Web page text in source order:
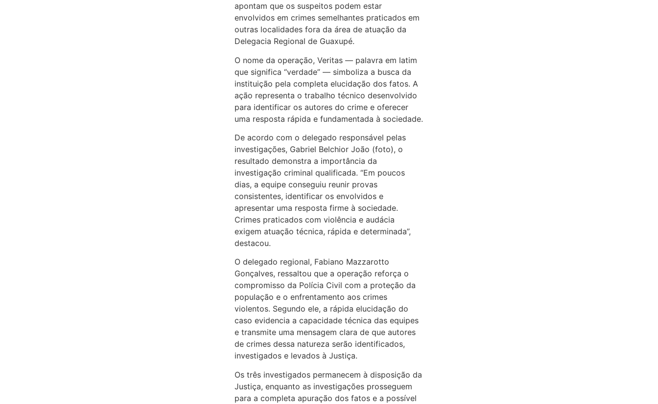
apontam que os suspeitos podem estar
envolvidos em crimes semelhantes praticados em
outras localidades fora da área de atuação da
Delegacia Regional de Guaxupé.
O nome da operação, Veritas — palavra em latim
que significa “verdade” — simboliza a busca da
instituição pela completa elucidação dos fatos. A
ação representa o trabalho técnico desenvolvido
para identificar os autores do crime e oferecer
uma resposta rápida e fundamentada à sociedade.
De acordo com o delegado responsável pelas
investigações, Gabriel Belchior João (foto), o
resultado demonstra a importância da
investigação criminal qualificada. “Em poucos
dias, a equipe conseguiu reunir provas
consistentes, identificar os envolvidos e
apresentar uma resposta firme à sociedade.
Crimes praticados com violência e audácia
exigem atuação técnica, rápida e determinada”,
destacou.
O delegado regional, Fabiano Mazzarotto
Gonçalves, ressaltou que a operação reforça o
compromisso da Polícia Civil com a proteção da
população e o enfrentamento aos crimes
violentos. Segundo ele, a rápida elucidação do
caso evidencia a capacidade técnica das equipes
e transmite uma mensagem clara de que autores
de crimes dessa natureza serão identificados,
investigados e levados à Justiça.
Os três investigados permanecem à disposição da
Justiça, enquanto as investigações prosseguem
para a completa apuração dos fatos e a possível